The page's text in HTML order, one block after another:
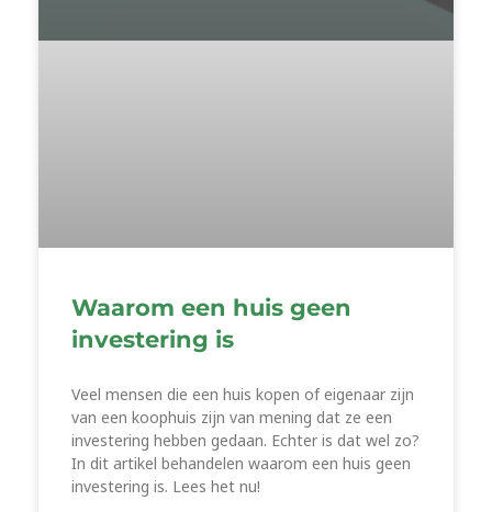
Waarom een huis geen
investering is
Veel mensen die een huis kopen of eigenaar zijn
van een koophuis zijn van mening dat ze een
investering hebben gedaan. Echter is dat wel zo?
In dit artikel behandelen waarom een huis geen
investering is. Lees het nu!